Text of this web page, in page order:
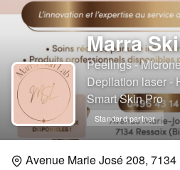
Marra
Peelings -
Depilation laser -
Smart Skin Pro
Standard partner
Avenue Marie José 208,